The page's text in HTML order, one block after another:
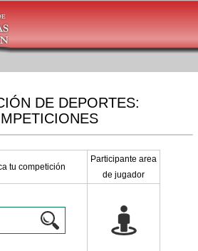
DE DEPORTES:
tu competición
Participante area
de jugador